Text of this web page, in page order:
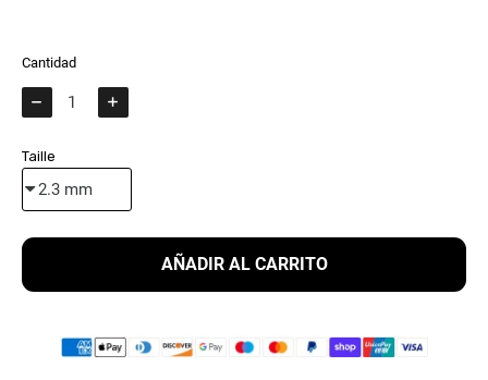
Cantidad
Taille
AÑADIR AL CARRITO